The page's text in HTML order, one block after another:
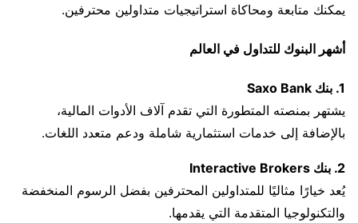
يمكنك متابعة ومحاكاة استراتيجيات متداولين محترفين.
أشهر البنوك للتداول في العالم
1. بنك Saxo Bank
يشتهر بمنصته المتطورة التي تقدم آلاف الأدوات المالية،
بالإضافة إلى خدمات استثمارية شاملة ودعم متعدد اللغات.
2. بنك Interactive Brokers
يُعد خيارًا مثاليًا للمتداولين المحترفين بفضل الرسوم المنخفضة
والتكنولوجيا المتقدمة التي يقدمها.